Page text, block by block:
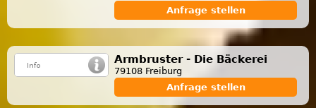
Anfrage stellen
Armbruster - Die Bäckerei
79108 Freiburg
Anfrage stellen